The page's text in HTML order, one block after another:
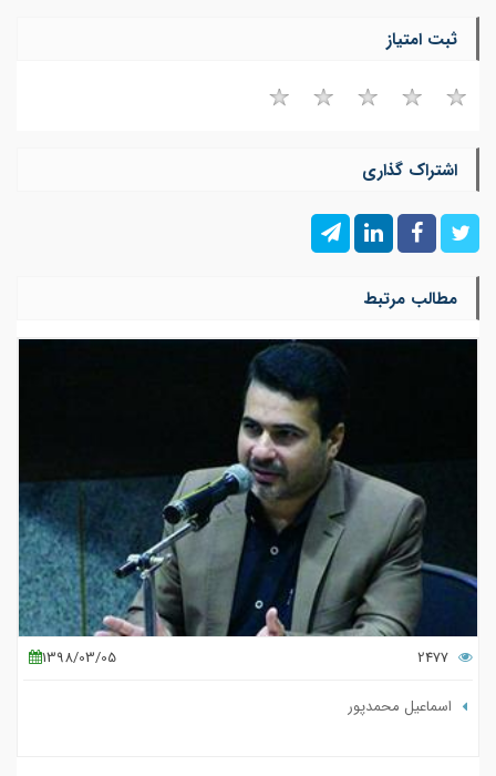
ثبت امتیاز
اشتراک گذاری
مطالب مرتبط
1398/03/05
اسماعیل محمدپور